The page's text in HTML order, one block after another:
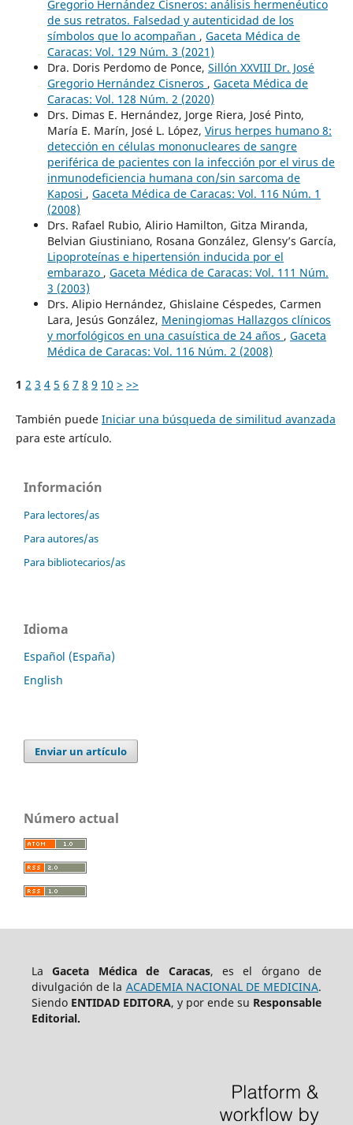
Gregorio Hernández Cisneros: análisis hermenéutico
de sus retratos. Falsedad y autenticidad de los
símbolos que lo acompañan , Gaceta Médica de
Caracas: Vol. 129 Núm. 3 (2021)
Dra. Doris Perdomo de Ponce, Sillón XXVIII Dr. José
Gregorio Hernández Cisneros , Gaceta Médica de
Caracas: Vol. 128 Núm. 2 (2020)
Drs. Dimas E. Hernández, Jorge Riera, José Pinto,
María E. Marín, José L. López, Virus herpes humano 8:
detección en células mononucleares de sangre
periférica de pacientes con la infección por el virus de
inmunodeficiencia humana con/sin sarcoma de
Kaposi , Gaceta Médica de Caracas: Vol. 116 Núm. 1
(2008)
Drs. Rafael Rubio, Alirio Hamilton, Gitza Miranda,
Belvian Giustiniano, Rosana González, Glensy’s García,
Lipoproteínas e hipertensión inducida por el
embarazo , Gaceta Médica de Caracas: Vol. 111 Núm.
3 (2003)
Drs. Alipio Hernández, Ghislaine Céspedes, Carmen
Lara, Jesús González, Meningiomas Hallazgos clínicos
y morfológicos en una casuística de 24 años , Gaceta
Médica de Caracas: Vol. 116 Núm. 2 (2008)
1 2 3 4 5 6 7 8 9 10 > >>
También puede Iniciar una búsqueda de similitud avanzada
para este artículo.
Información
Para lectores/as
Para autores/as
Para bibliotecarios/as
Idioma
Español (España)
English
Enviar un artículo
Número actual
LaGaceta Médica de Caracas, es el órgano de
divulgación de la ACADEMIA NACIONAL DE MEDICINA.
Siendo ENTIDAD EDITORA, y por ende su Responsable
Editorial.